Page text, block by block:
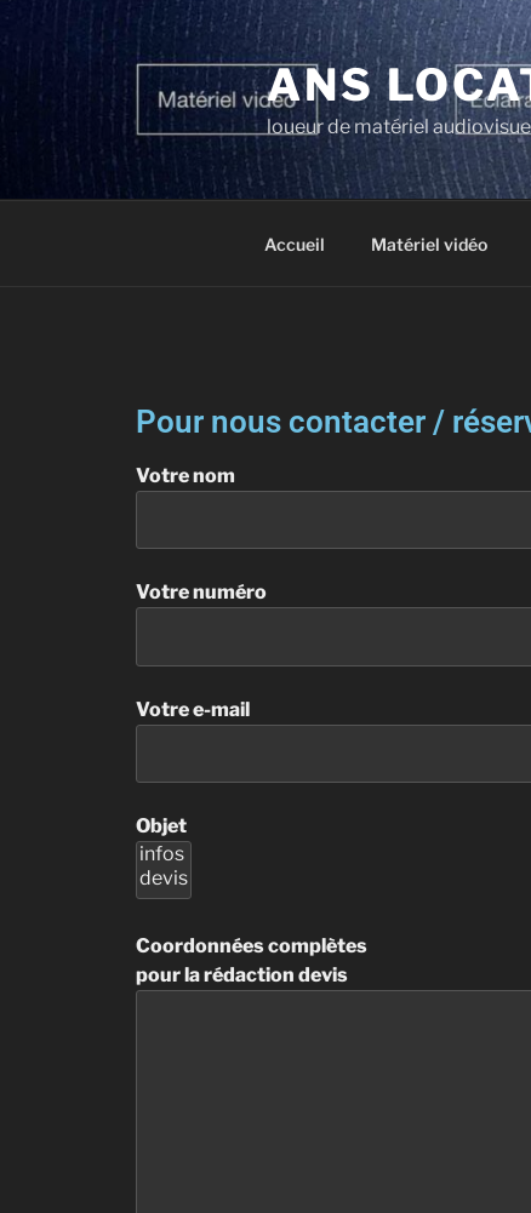
ANS
loueur de matériel
Accueil Matériel vidéo
Pour nous contacter /
Votre nom
Votre numéro
Votre e-mail
Objet
Coordonnées complètes
pour la rédaction devis